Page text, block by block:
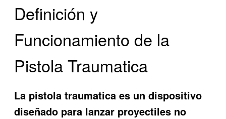
Definición y
Funcionamiento de la
Pistola Traumatica
La pistola traumatica es un dispositivo
diseñado para lanzar proyectiles no